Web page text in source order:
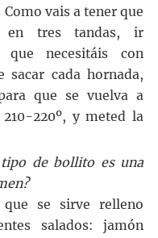
vais a tener que
en tres tandas, ir
que necesitáis con
sacar cada hornada,
que se vuelva a
220º, y meted la
de bollito es una
se sirve relleno
salados: jamón